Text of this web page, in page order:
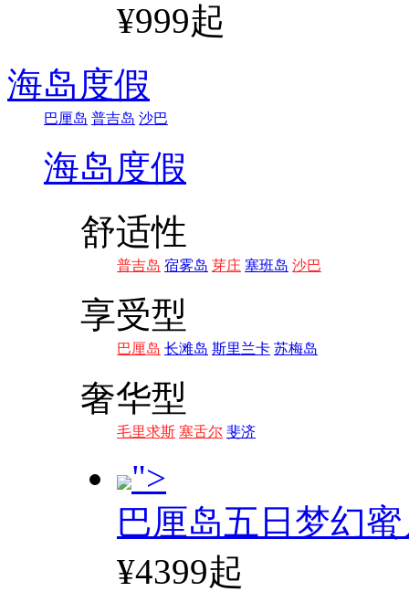
¥999起
海岛度假
巴厘岛 普吉岛 沙巴
海岛度假
舒适性
普吉岛 宿雾岛 芽庄 塞班岛 沙巴
享受型
巴厘岛 长滩岛 斯里兰卡 苏梅岛
奢华型
毛里求斯 塞舌尔 斐济
">
巴厘岛五日梦幻
¥4399起